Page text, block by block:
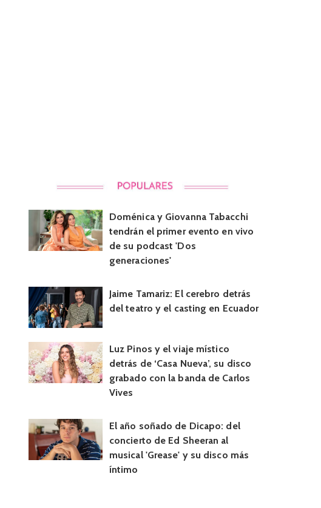
Doménica y Giovanna Tabacchi
tendrán el primer evento en vivo
de su podcast 'Dos
generaciones'
Jaime Tamariz: El cerebro detrás
del teatro y el casting en Ecuador
Luz Pinos y el viaje místico
detrás de ‘Casa Nueva’, su disco
grabado con la banda de Carlos
Vives
El año soñado de Dicapo: del
concierto de Ed Sheeran al
musical 'Grease' y su disco más
íntimo